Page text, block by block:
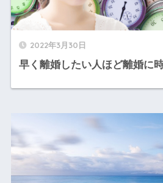
2022年3月30日
早く離婚したい人ほど離婚に